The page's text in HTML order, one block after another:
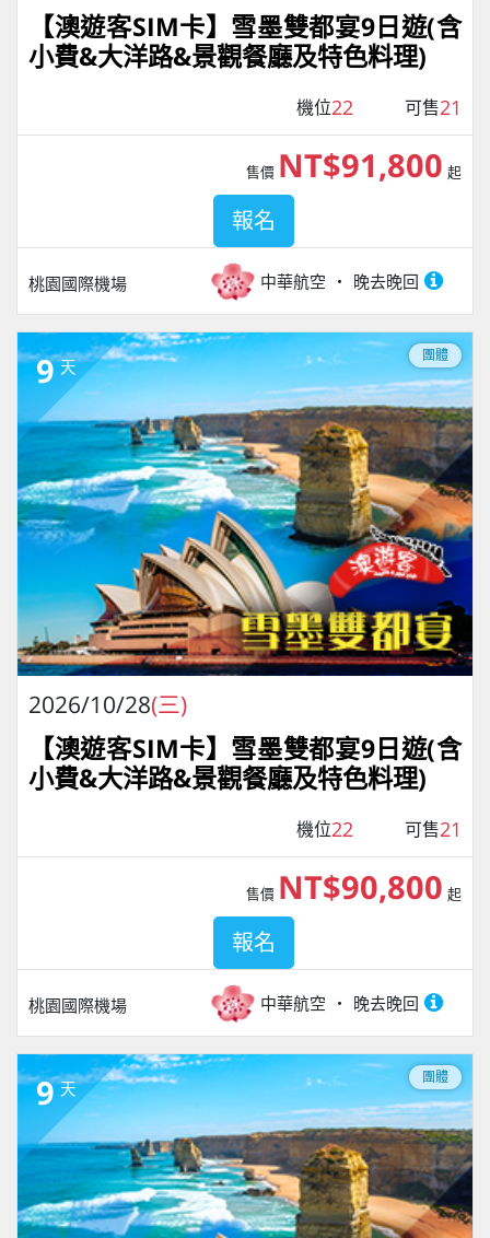
【澳遊客SIM卡】雪墨雙都宴9日遊(含
小費&大洋路&景觀餐廳及特色料理)
機位22 可售21
桃園國際機場 中華航空 晚去晚回
售價 NT$91,800 起
報名
9 天
團體
2026/10/28(三)
【澳遊客SIM卡】雪墨雙都宴9日遊(含
小費&大洋路&景觀餐廳及特色料理)
機位22 可售21
桃園國際機場 中華航空 晚去晚回
售價 NT$90,800 起
報名
9 天
團體